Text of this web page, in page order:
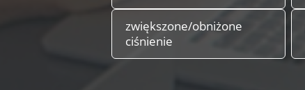
zwiększone/obniżone
ciśnienie